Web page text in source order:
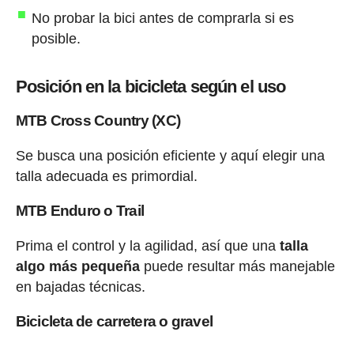
No probar la bici antes de comprarla si es
posible.
Posición en la bicicleta según el uso
MTB Cross Country (XC)
Se busca una posición eficiente y aquí elegir una
talla adecuada es primordial.
MTB Enduro o Trail
Prima el control y la agilidad, así que una talla
algo más pequeñapuede resultar más manejable
en bajadas técnicas.
Bicicleta de carretera o gravel